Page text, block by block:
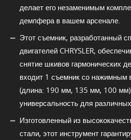
делает его незаменимым
демпфера в вашем арсенале.
Этот съемник, разработанный
двигателей CHRYSLER,
снятие шкивов гармонических
входит 1 съемник со нажимным
(длина: 190 мм, 135 мм, 100
универсальность для
Изготовленный из
стали, этот инструмент